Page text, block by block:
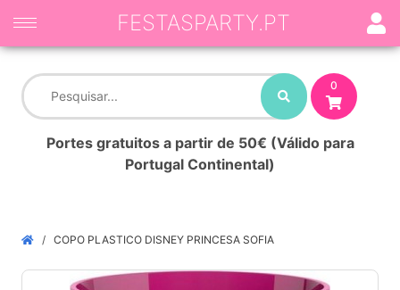
0
Portes gratuitos a partir de 50€ (Válido para
Portugal Continental)
FESTASPARTY.PT
COPO PLASTICO DISNEY PRINCESA SOFIA